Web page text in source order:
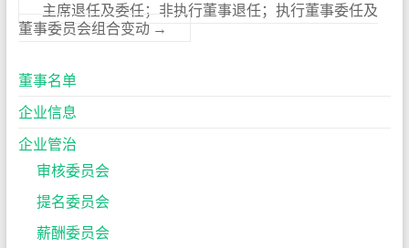
主席退任及委任；非执行董事退任；执行董事委任及
董事委员会组合变动 →
董事名单
企业信息
企业管治
审核委员会
提名委员会
薪酬委员会